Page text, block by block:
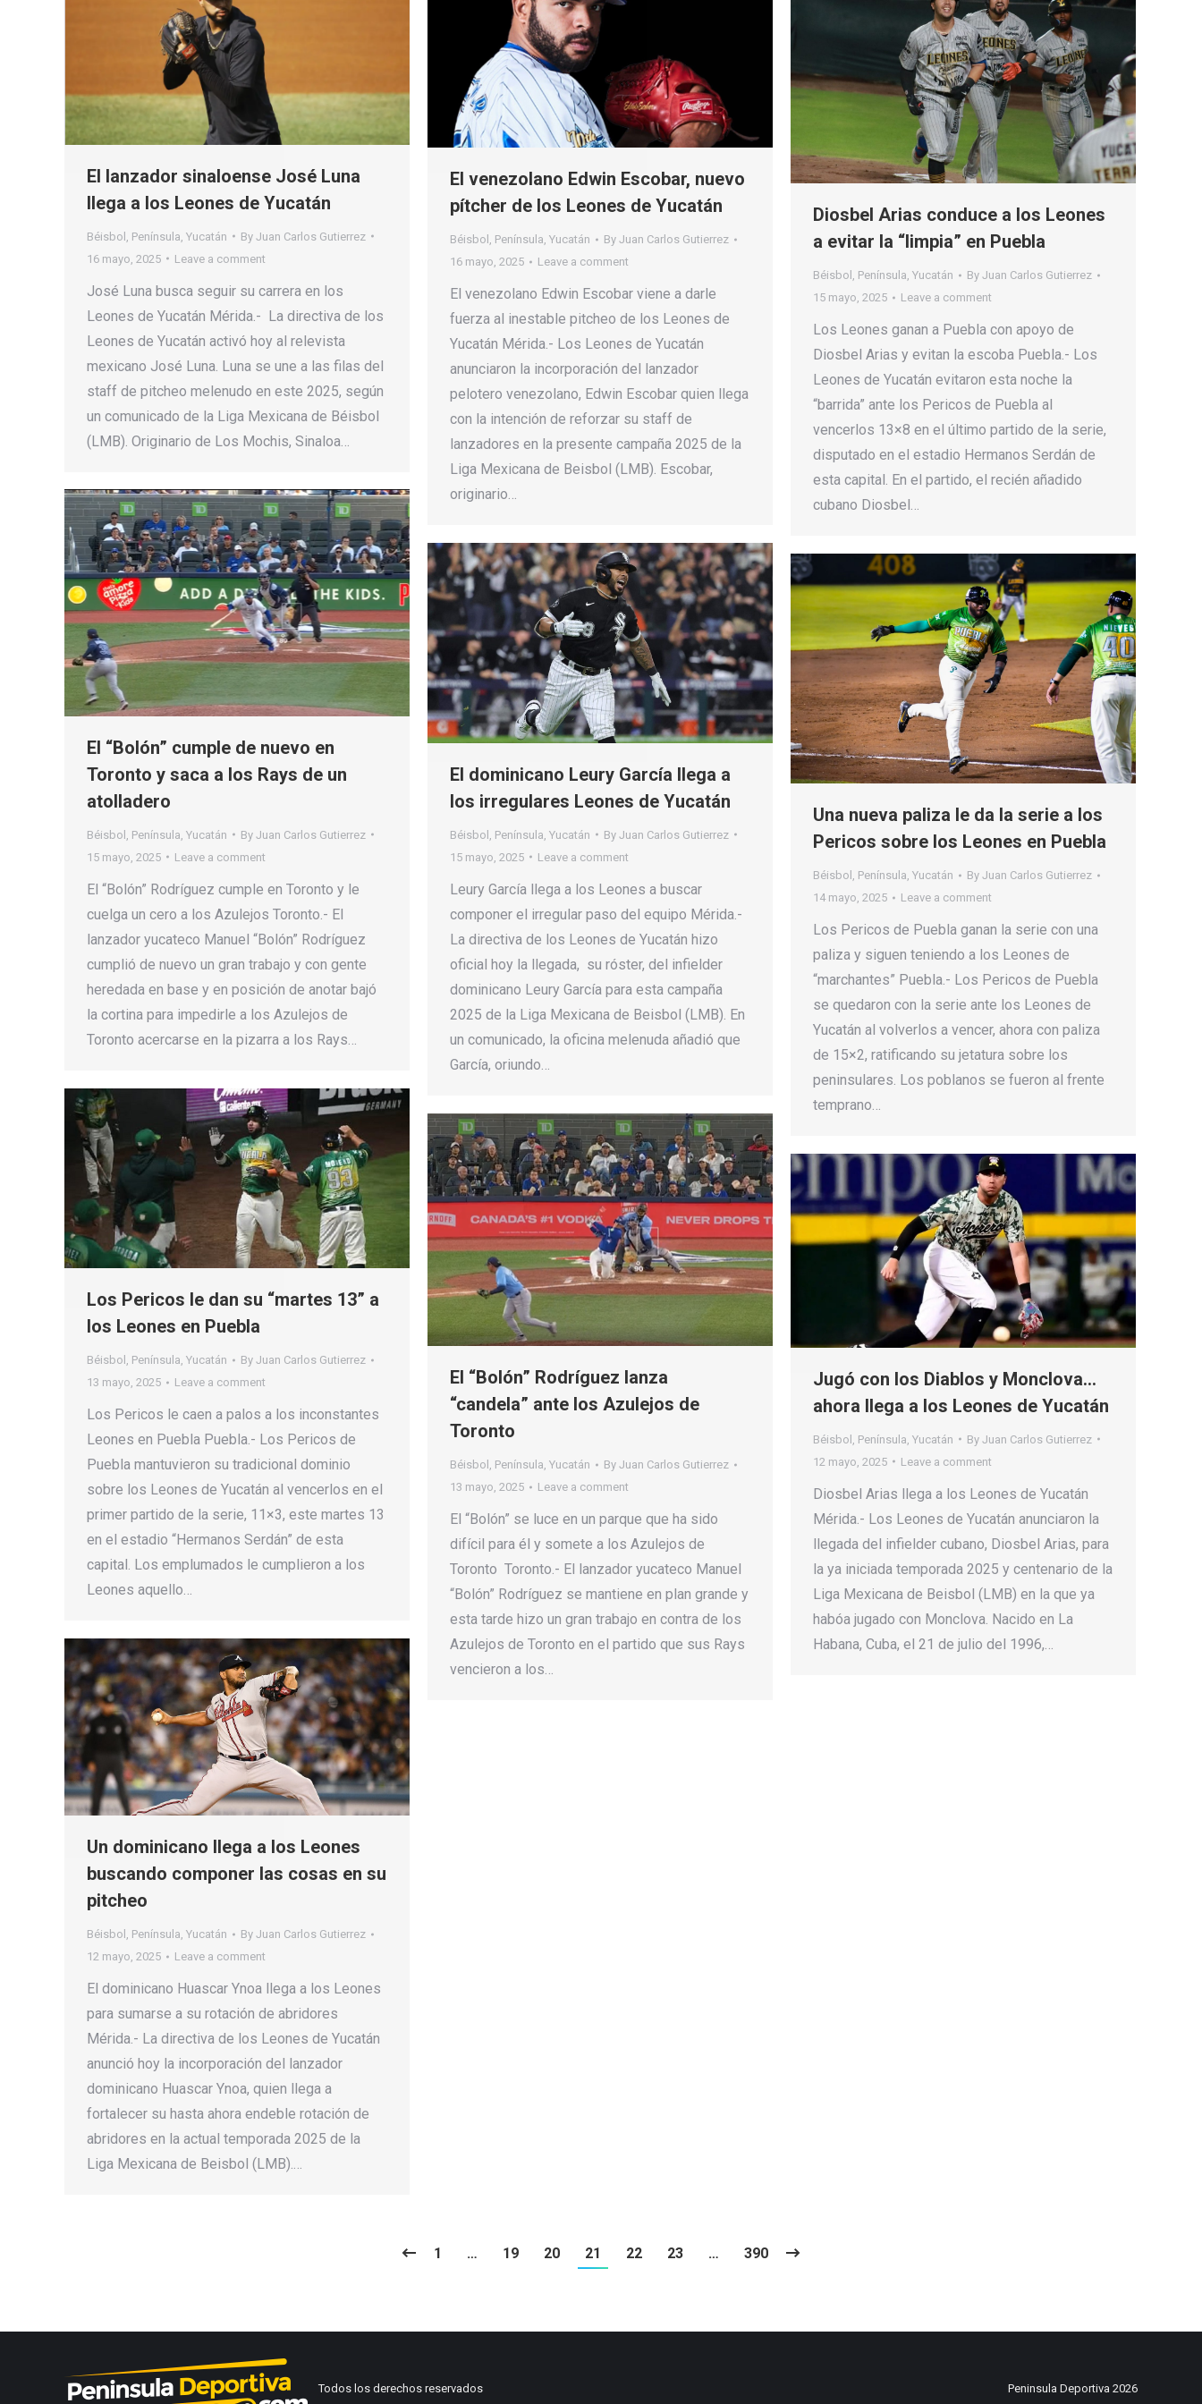
El lanzador sinaloense José Luna
llega a los Leones de Yucatán
Béisbol Península Yucatán By Juan Carlos Gutierrez
16 mayo, 2025
Leave a comment
José Luna busca seguir su carrera en los
Leones de Yucatán Mérida.- La directiva de los
Leones de Yucatán activó hoy al relevista
mexicano José Luna. Luna se une a las filas del
staff de pitcheo melenudo en este 2025, según
un comunicado de la Liga Mexicana de Béisbol
(LMB). Originario de Los Mochis, Sinaloa…
El venezolano Edwin Escobar, nuevo
pítcher de los Leones de Yucatán
Béisbol , Península, Yucatán By Juan Carlos Gutierrez
16 mayo, 2025
Leave a comment
El venezolano Edwin Escobar viene a darle
fuerza al inestable pitcheo de los Leones de
Yucatán Mérida.- Los Leones de Yucatán
anunciaron la incorporación del lanzador
pelotero venezolano, Edwin Escobar quien llega
con la intención de reforzar su staff de
lanzadores en la presente campaña 2025 de la
Liga Mexicana de Beisbol (LMB). Escobar,
originario…
Diosbel Arias conduce a los Leones
a evitar la “limpia” en Puebla
Béisbol , Península, Yucatán By Juan Carlos Gutierrez
15 mayo, 2025
Leave a comment
Los Leones ganan a Puebla con apoyo de
Diosbel Arias y evitan la escoba Puebla.- Los
Leones de Yucatán evitaron esta noche la
“barrida” ante los Pericos de Puebla al
vencerlos 13×8 en el último partido de la serie,
disputado en el estadio Hermanos Serdán de
esta capital. En el partido, el recién añadido
cubano Diosbel…
El “Bolón” cumple de nuevo en
Toronto y saca a los Rays de un
atolladero
Béisbol Península Yucatán By Juan Carlos Gutierrez
15 mayo, 2025
Leave a comment
El “Bolón” Rodríguez cumple en Toronto y le
cuelga un cero a los Azulejos Toronto.- El
lanzador yucateco Manuel “Bolón” Rodríguez
cumplió de nuevo un gran trabajo y con gente
heredada en base y en posición de anotar bajó
la cortina para impedirle a los Azulejos de
Toronto acercarse en la pizarra a los Rays…
El dominicano Leury García llega a
los irregulares Leones de Yucatán
Béisbol Península Yucatán By Juan Carlos Gutierrez
15 mayo, 2025
Leave a comment
Leury García llega a los Leones a buscar
componer el irregular paso del equipo Mérida.-
La directiva de los Leones de Yucatán hizo
oficial hoy la llegada, su róster, del infielder
dominicano Leury García para esta campaña
2025 de la Liga Mexicana de Beisbol (LMB). En
un comunicado, la oficina melenuda añadió que
García, oriundo…
Una nueva paliza le da la serie a los
Pericos sobre los Leones en Puebla
Béisbol , Península, Yucatán By Juan Carlos Gutierrez
14 mayo, 2025
Leave a comment
Los Pericos de Puebla ganan la serie con una
paliza y siguen teniendo a los Leones de
“marchantes” Puebla.- Los Pericos de Puebla
se quedaron con la serie ante los Leones de
Yucatán al volverlos a vencer, ahora con paliza
de 15×2, ratificando su jetatura sobre los
peninsulares. Los poblanos se fueron al frente
temprano…
Los Pericos le dan su “martes 13” a
los Leones en Puebla
Béisbol , Península, Yucatán By Juan Carlos Gutierrez
13 mayo, 2025
Leave a comment
Los Pericos le caen a palos a los inconstantes
Leones en Puebla Puebla.- Los Pericos de
Puebla mantuvieron su tradicional dominio
sobre los Leones de Yucatán al vencerlos en el
primer partido de la serie, 11×3, este martes 13
en el estadio “Hermanos Serdán” de esta
capital. Los emplumados le cumplieron a los
Leones aquello…
El “Bolón” Rodríguez lanza
“candela” ante los Azulejos de
Toronto
Béisbol , Península, Yucatán By Juan Carlos Gutierrez
13 mayo, 2025
Leave a comment
El “Bolón” se luce en un parque que ha sido
difícil para él y somete a los Azulejos de
Toronto Toronto.- El lanzador yucateco Manuel
“Bolón” Rodríguez se mantiene en plan grande y
esta tarde hizo un gran trabajo en contra de los
Azulejos de Toronto en el partido que sus Rays
vencieron a los…
Jugó con los Diablos y Monclova…
ahora llega a los Leones de Yucatán
Béisbol Península Yucatán By Juan Carlos Gutierrez
12 mayo, 2025
Leave a comment
Diosbel Arias llega a los Leones de Yucatán
Mérida.- Los Leones de Yucatán anunciaron la
llegada del infielder cubano, Diosbel Arias, para
la ya iniciada temporada 2025 y centenario de la
Liga Mexicana de Beisbol (LMB) en la que ya
habóa jugado con Monclova. Nacido en La
Habana, Cuba, el 21 de julio del 1996,…
Un dominicano llega a los Leones
buscando componer las cosas en su
pitcheo
Béisbol , Península, Yucatán By Juan Carlos Gutierrez
12 mayo, 2025
Leave a comment
El dominicano Huascar Ynoa llega a los Leones
para sumarse a su rotación de abridores
Mérida.- La directiva de los Leones de Yucatán
anunció hoy la incorporación del lanzador
dominicano Huascar Ynoa, quien llega a
fortalecer su hasta ahora endeble rotación de
abridores en la actual temporada 2025 de la
Liga Mexicana de Beisbol (LMB).…
1 … 19 20 21 22 23 … 390
Todos los derechos reservados Peninsula Deportiva 2026